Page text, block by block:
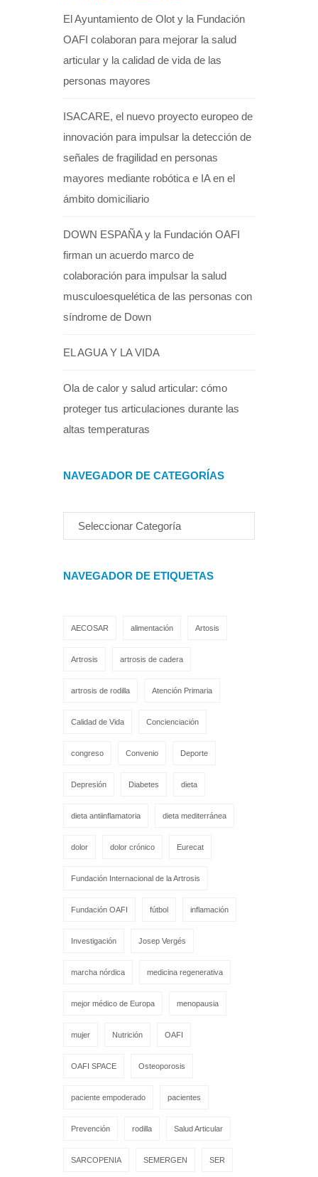
El Ayuntamiento de Olot y la Fundación
OAFI colaboran para mejorar la salud
articular y la calidad de vida de las
personas mayores
ISACARE, el nuevo proyecto europeo de
innovación para impulsar la detección de
señales de fragilidad en personas
mayores mediante robótica e IA en el
ámbito domiciliario
DOWN ESPAÑA y la Fundación OAFI
firman un acuerdo marco de
colaboración para impulsar la salud
musculoesquelética de las personas con
síndrome de Down
EL AGUA Y LA VIDA
Ola de calor y salud articular: cómo
proteger tus articulaciones durante las
altas temperaturas
NAVEGADOR DE CATEGORÍAS
NAVEGADOR DE ETIQUETAS
AECOSAR alimentación Artosis
Artrosis artrosis de cadera
artrosis de rodilla Atención Primaria
Calidad de Vida Concienciación
congreso Convenio Deporte
Depresión Diabetes dieta
dieta antiinflamatoria dieta mediterránea
dolor dolor crónico Eurecat
Fundación Internacional de la Artrosis
Fundación OAFI fútbol inflamación
Investigación Josep Vergés
marcha nórdica medicina regenerativa
mejor médico de Europa menopausia
mujer Nutrición OAFI
OAFI SPACE Osteoporosis
paciente empoderado pacientes
Prevención rodilla Salud Articular
SARCOPENIA SEMERGEN SER